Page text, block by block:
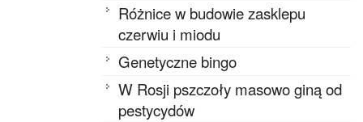
Różnice w budowie zasklepu
czerwiu i miodu
Genetyczne bingo
W Rosji pszczoły masowo giną od
pestycydów